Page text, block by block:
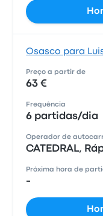
Osasco para
Preço a partir de
63 €
Frequência
6 partidas/dia
Operador de
CATEDRAL,
Próxima hora de
-